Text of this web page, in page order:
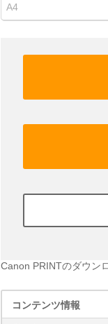
A4
Canon PRINTのダウン
コンテンツ情報